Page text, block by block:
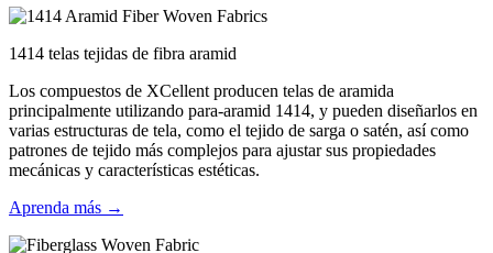
1414 telas tejidas de fibra aramid
Los compuestos de XCellent producen telas de aramida
principalmente utilizando para-aramid 1414, y pueden diseñarlos en
varias estructuras de tela, como el tejido de sarga o satén, así como
patrones de tejido más complejos para ajustar sus propiedades
mecánicas y características estéticas.
Aprenda más →